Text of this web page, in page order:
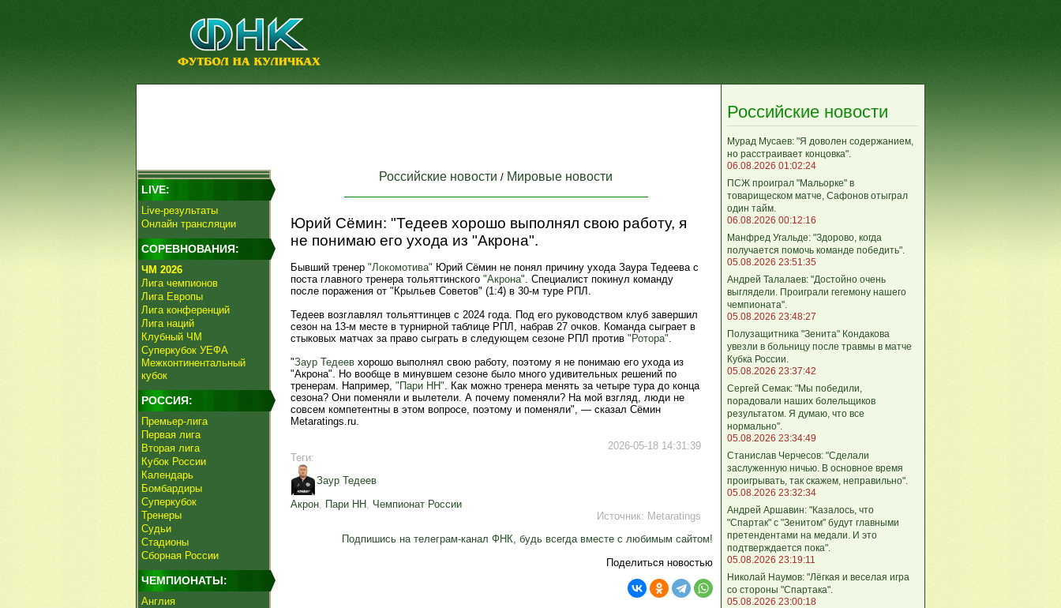
LIVE:
Live-результаты
Онлайн трансляции
СОРЕВНОВАНИЯ:
ЧМ 2026
Лига чемпионов
Лига Европы
Лига конференций
Лига наций
Клубный ЧМ
Суперкубок УЕФА
Межконтинентальный
кубок
РОССИЯ:
Премьер-лига
Первая лига
Вторая лига
Кубок России
Календарь
Бомбардиры
Суперкубок
Тренеры
Судьи
Стадионы
Сборная России
ЧЕМПИОНАТЫ:
Англия
Российские новости / Мировые новости
Юрий Сёмин: "Тедеев хорошо выполнял свою работу, я
не понимаю его ухода из "Акрона".
Бывший тренер "Локомотива" Юрий Сёмин не понял причину ухода Заура Тедеева с
поста главного тренера тольяттинского "Акрона". Специалист покинул команду
после поражения от "Крыльев Советов" (1:4) в 30-м туре РПЛ.
Тедеев возглавлял тольяттинцев с 2024 года. Под его руководством клуб завершил
сезон на 13-м месте в турнирной таблице РПЛ, набрав 27 очков. Команда сыграет в
стыковых матчах за право сыграть в следующем сезоне РПЛ против "Ротора".
"Заур Тедеев хорошо выполнял свою работу, поэтому я не понимаю его ухода из
"Акрона". Но вообще в минувшем сезоне было много удивительных решений по
тренерам. Например, "Пари НН". Как можно тренера менять за четыре тура до конца
сезона? Они поменяли и вылетели. А почему поменяли? На мой взгляд, люди не
совсем компетентны в этом вопросе, поэтому и поменяли", — сказал Сёмин
Metaratings.ru.
2026-05-18 14:31:39
Теги:
Заур Тедеев
Акрон, Пари НН , Чемпионат России
Источник: Metaratings
Подпишись на телеграм-канал ФНК, будь всегда вместе с любимым сайтом!
Поделиться новостью
Российские новости
Мурад Мусаев: "Я доволен содержанием,
но расстраивает концовка".
06.08.2026 01:02:24
ПСЖ проиграл "Мальорке" в
товарищеском матче, Сафонов отыграл
один тайм.
06.08.2026 00:12:16
Манфред Угальде: "Здорово, когда
получается помочь команде победить".
05.08.2026 23:51:35
Андрей Талалаев: "Достойно очень
выглядели. Проиграли гегемону нашего
чемпионата".
05.08.2026 23:48:27
Полузащитника "Зенита" Кондакова
увезли в больницу после травмы в матче
Кубка России.
05.08.2026 23:37:42
Сергей Семак: "Мы победили,
порадовали наших болельщиков
результатом. Я думаю, что все
нормально".
05.08.2026 23:34:49
Станислав Черчесов: "Сделали
заслуженную ничью. В основное время
проигрывать, так скажем, неправильно".
05.08.2026 23:32:34
Андрей Аршавин: "Казалось, что
"Спартак" с "Зенитом" будут главными
претендентами на медали. И это
подтверждается пока".
05.08.2026 23:19:11
Николай Наумов: "Лёгкая и веселая игра
со стороны "Спартака".
05.08.2026 23:00:18